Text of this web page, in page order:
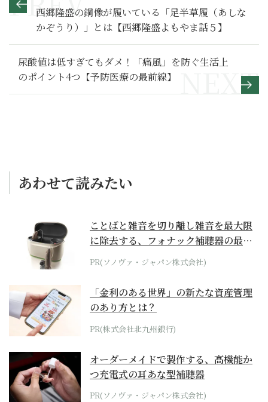
西郷隆盛の銅像が履いている「足半草履（あしな
かぞうり）」とは【西郷隆盛よもやま話５】
尿酸値は低すぎてもダメ！「痛風」を防ぐ生活上
のポイント4つ【予防医療の最前線】
あわせて読みたい
ことばと雑音を切り離し雑音を最大限
に除去する、フォナック補聴器の最上
位モデル
PR(ソノヴァ・ジャパン株式会社)
「金利のある世界」の新たな資産管理
のあり方とは？
PR(株式会社北九州銀行)
オーダーメイドで製作する、高機能か
つ充電式の耳あな型補聴器
PR(ソノヴァ・ジャパン株式会社)